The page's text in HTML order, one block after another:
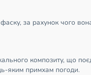
за рахунок чого
композиту, що
яким примхам погоди.